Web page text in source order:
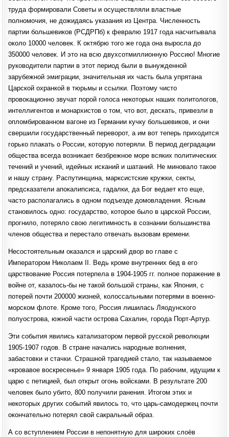
труда формировали Советы и осуществляли властные
полномочия, не дожидаясь указания из Центра. Численность
партии большевиков (РСДРПб) к февралю 1917 года насчитывала
около 10000 человек. К октябрю того же года она выросла до
350000 человек. И это на всю двухсотмиллионную Россию! Многие
руководители партии в этот период были в вынужденной
зарубежной эмиграции, значительная их часть была упрятана
Царской охранкой в тюрьмы и ссылки. Поэтому чисто
провокационно звучат порой голоса некоторых наших политологов,
интеллигентов и монархистов о том, что вот, дескать, привезли в
опломбированном вагоне из Германии кучку большевиков, и они
свершили государственный переворот, а им вот теперь приходится
горько плакать о России, которую потеряли. В период деградации
общества всегда возникает безбрежное море всяких политических
течений и учений, идейных исканий и шатаний. Не миновало такое
и нашу страну. Распутинщина, марксистские кружки, секты,
предсказатели апокалипсиса, гадалки, да Бог ведает кто еще,
часто располагались в одном подъезде домовладения. Ясным
становилось одно: государство, которое было в царской России,
прогнило, потеряло свою легитимность в сознании большинства
членов общества и перестало отвечать вызовам времени.
Несостоятельным оказался и царский двор во главе с
Императором Николаем II. Ведь кроме внутренних бед в его
царствование Россия потерпела в 1904-1905 гг. полное поражение в
войне от, казалось-бы не такой большой страны, как Япония, с
потерей почти 200000 жизней, колоссальными потерями в военно-
морском флоте. Кроме того, Россия лишилась Ляодунского
полуострова, южной части острова Сахалин, города Порт-Артур.
Эти события явились катализатором первой русской революции
1905-1907 годов. В стране начались народные волнения,
забастовки и стачки. Страшной трагедией стало, так называемое
«кровавое воскресенье» 9 января 1905 года. По рабочим, идущим к
царю с петицией, был открыт огонь войсками. В результате 200
человек было убито, 800 получили ранения. Итогом этих и
некоторых других событий явилось то, что царь-самодержец почти
окончательно потерял свой сакральный образ.
А со вступлением России в непонятную для широких слоёв